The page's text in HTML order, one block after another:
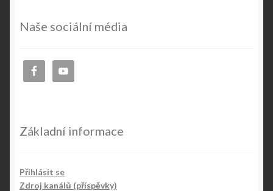
Naše sociální média
Základní informace
Přihlásit se
Zdroj kanálů (příspěvky)